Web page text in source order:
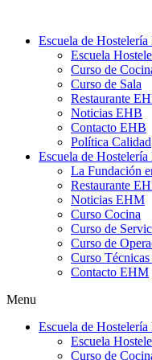
contenidoEscuela de Hostelería
Escuela
Curso de
Curso de Sala
Restaurante
Noticias EHB
Contacto EHB
Política Calidad
Escuela de
La Fundación
Restaurante
Noticias EHM
Curso Cocina
Curso de
Curso de
Curso
Contacto EHM
Menu
Escuela de Hostelería
Escuela
Curso de